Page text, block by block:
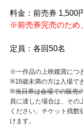
料金：前売券 1,500
※前売券完売のため
定員：各回50名
※一作品の上映鑑賞につ
※18歳未満の方は入場で
※当日券は会場での販売
員に達した場合は、その
ください。チケット残
けます。